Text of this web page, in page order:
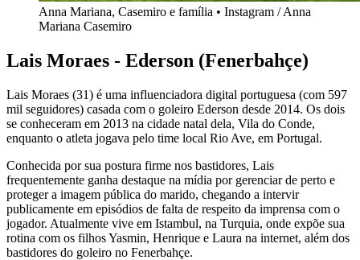
Anna Mariana, Casemiro e família • Instagram / Anna
Mariana Casemiro
Lais Moraes - Ederson (Fenerbahçe)
Lais Moraes (31) é uma influenciadora digital portuguesa (com 597
mil seguidores) casada com o goleiro Ederson desde 2014. Os dois
se conheceram em 2013 na cidade natal dela, Vila do Conde,
enquanto o atleta jogava pelo time local Rio Ave, em Portugal.
Conhecida por sua postura firme nos bastidores, Lais
frequentemente ganha destaque na mídia por gerenciar de perto e
proteger a imagem pública do marido, chegando a intervir
publicamente em episódios de falta de respeito da imprensa com o
jogador. Atualmente vive em Istambul, na Turquia, onde expõe sua
rotina com os filhos Yasmin, Henrique e Laura na internet, além dos
bastidores do goleiro no Fenerbahçe.